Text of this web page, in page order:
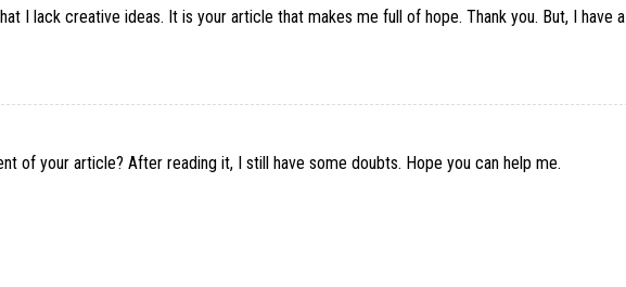
I lack creative ideas. It is your article that makes me full of hope. Thank you. But, I have a
of your article? After reading it, I still have some doubts. Hope you can help me.